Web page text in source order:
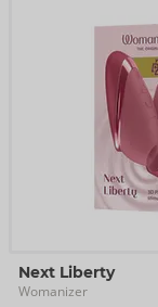
Next Liberty
Womanizer